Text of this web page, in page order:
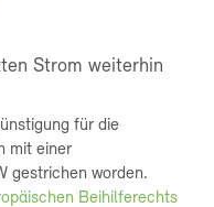
Strom weiterhin
für die
mit einer
gestrichen worden.
Beihilferechts